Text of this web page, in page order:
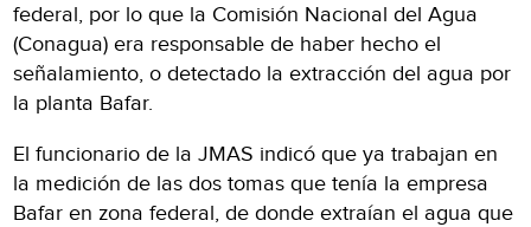
federal, por lo que la Comisión Nacional del Agua
(Conagua) era responsable de haber hecho el
señalamiento, o detectado la extracción del agua por
la planta Bafar.
El funcionario de la JMAS indicó que ya trabajan en
la medición de las dos tomas que tenía la empresa
Bafar en zona federal, de donde extraían el agua que